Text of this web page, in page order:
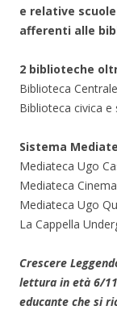
e relative
afferenti alle
2 biblioteche
Biblioteca
Biblioteca civica e
Sistema
Mediateca Ugo
Mediateca
Mediateca Ugo
La Cappella
Crescere
lettura in età 6/
educante che si